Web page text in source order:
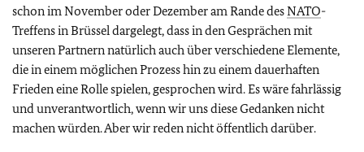
schon im November oder Dezember am Rande desNATO-
Treffens in Brüssel dargelegt, dass in den Gesprächen mit
unseren Partnern natürlich auch über verschiedene Elemente,
die in einem möglichen Prozess hin zu einem dauerhaften
Frieden eine Rolle spielen, gesprochen wird. Es wäre fahrlässig
und unverantwortlich, wenn wir uns diese Gedanken nicht
machen würden. Aber wir reden nicht öffentlich darüber.